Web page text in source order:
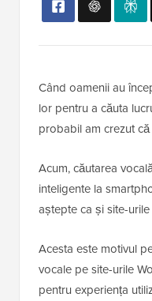
Când oamenii au
lor pentru a căuta
probabil am crezut
Acum, căutarea
inteligente la
aștepte ca și site-
Acesta este motivul
vocale pe site-urile
pentru experiența